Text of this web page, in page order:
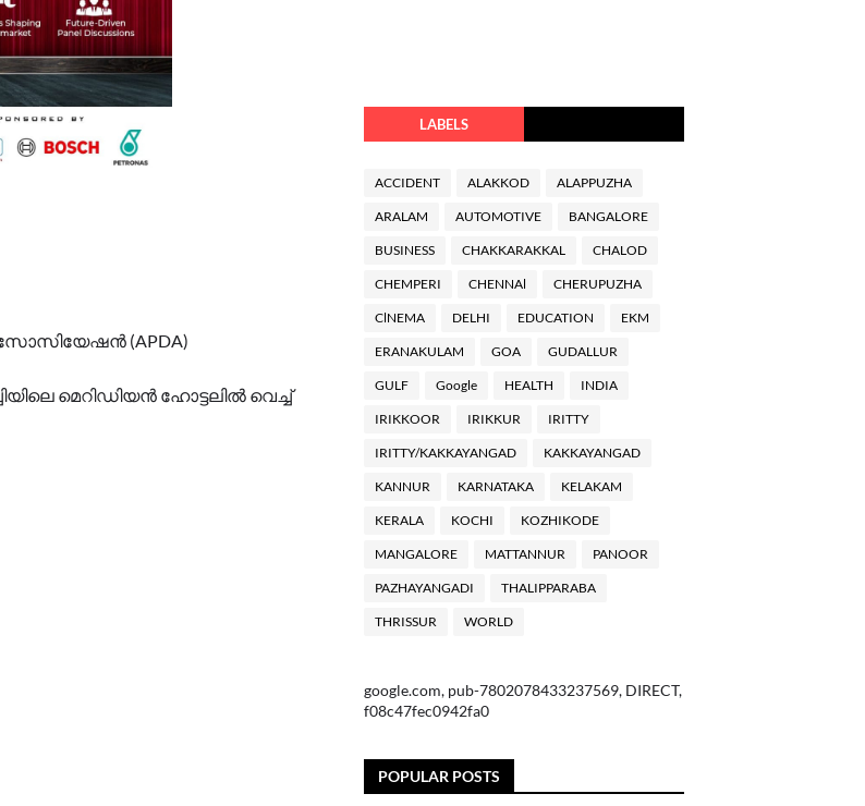
(APDA)
മെറിഡിയൻ ഹോട്ടലിൽ വെച്ച്
LABELS
ACCIDENT ALAKKOD ALAPPUZHA
ARALAM AUTOMOTIVE BANGALORE
BUSINESS CHAKKARAKKAL CHALOD
CHEMPERI CHENNAl CHERUPUZHA
ClNEMA DELHI EDUCATION EKM
ERANAKULAM GOA GUDALLUR
GULF Google HEALTH INDIA
IRIKKOOR IRIKKUR IRITTY
IRITTY/KAKKAYANGAD KAKKAYANGAD
KANNUR KARNATAKA KELAKAM
KERALA KOCHI KOZHIKODE
MANGALORE MATTANNUR PANOOR
PAZHAYANGADI THALIPPARABA
THRISSUR WORLD
google.com, pub-7802078433237569, DIRECT,
f08c47fec0942fa0
POPULAR POSTS